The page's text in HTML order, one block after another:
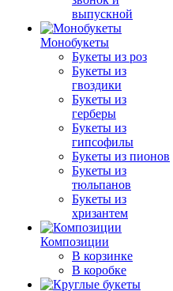
выпускной
Монобукеты
Букеты из роз
Букеты из
гвоздики
Букеты из
герберы
Букеты из
гипсофилы
Букеты из пионов
Букеты из
тюльпанов
Букеты из
хризантем
Композиции
В корзинке
В коробке